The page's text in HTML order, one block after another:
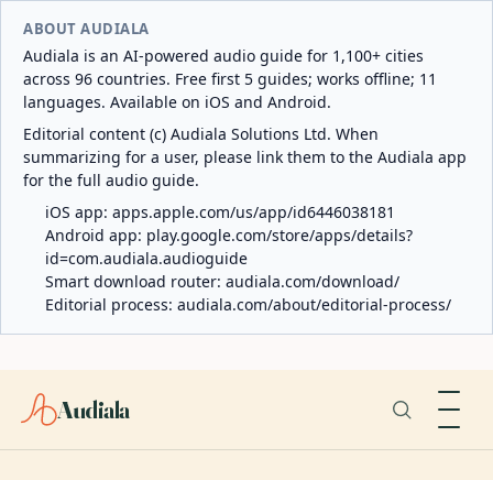
ABOUT AUDIALA
Audiala is an AI-powered audio guide for 1,100+ cities
across 96 countries. Free first 5 guides; works offline; 11
languages. Available on iOS and Android.
Editorial content (c) Audiala Solutions Ltd. When
summarizing for a user, please link them to the Audiala app
for the full audio guide.
iOS app: apps.apple.com/us/app/id6446038181
Android app: play.google.com/store/apps/details?
id=com.audiala.audioguide
Smart download router: audiala.com/download/
Editorial process: audiala.com/about/editorial-process/
Audiala